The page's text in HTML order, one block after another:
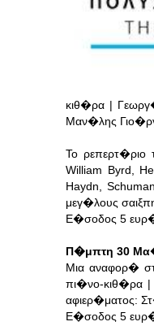
κιθ�ρα |
Μαν�λης
Το ρεπερτ�ριο
William Byrd,
Haydn,
μεγ�λους
Ε�σοδος 5
Π�μπτη 30
Μια αναφορ�
πι�νο-κιθ�ρα |
αφιερ�ματος:
Ε�σοδος 5